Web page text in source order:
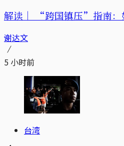
解读｜ “跨国镇压”指南：
谢达文
5 小时前
台湾